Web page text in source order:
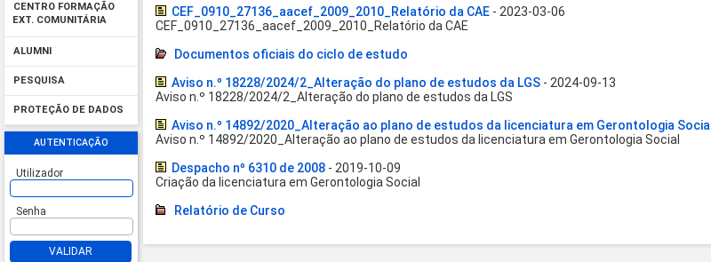
CENTRO FORMAÇÃO
EXT. COMUNITÁRIA
ALUMNI
PESQUISA
PROTEÇÃO DE DADOS
AUTENTICAÇÃO
Utilizador
Senha
VALIDAR
CEF_0910_27136_aacef_2009_2010_Relatório da CAE - 2023-03-06
CEF_0910_27136_aacef_2009_2010_Relatório da CAE
Documentos oficiais do ciclo de estudo
Aviso n.º 18228/2024/2_Alteração do plano de estudos da LGS - 2024-09-13
Aviso n.º 18228/2024/2_Alteração do plano de estudos da LGS
Aviso n.º 14892/2020_Alteração ao plano de estudos da licenciatura em Gerontologia Social
Aviso n.º 14892/2020_Alteração ao plano de estudos da licenciatura em Gerontologia Social
Despacho nº 6310 de 2008 - 2019-10-09
Criação da licenciatura em Gerontologia Social
Relatório de Curso